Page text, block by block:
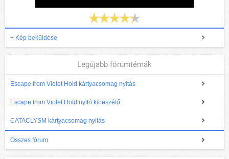
+ Kép beküldése
Legújabb fórumtémák
Escape from Violet Hold kártyacsomag nyitás
Escape from Violet Hold nyitó kibeszélő
CATACLYSM kártyacsomag nyitás
Összes fórum